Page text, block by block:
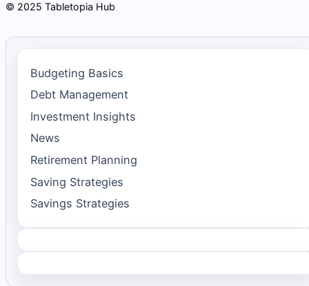
© 2025 Tabletopia Hub
Budgeting Basics
Debt Management
Investment Insights
News
Retirement Planning
Saving Strategies
Savings Strategies